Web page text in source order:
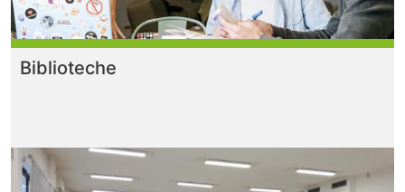
Biblioteche